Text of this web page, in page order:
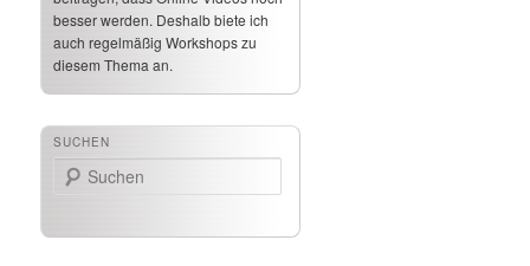
besser werden. Deshalb biete ich
auch regelmäßig Workshops zu
diesem Thema an.
SUCHEN
Suchen